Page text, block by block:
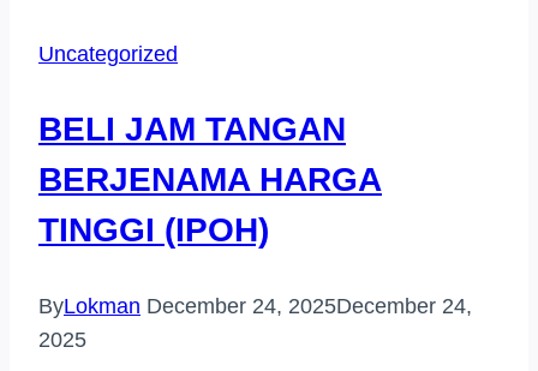
HARGA
(SELANGOR)
Uncategorized
BELI JAM TANGAN
BERJENAMA HARGA
TINGGI (IPOH)
ByLokman December 24, 2025December 24,
2025